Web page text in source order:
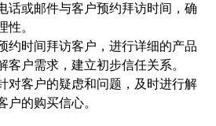
话或邮件与客户预约拜访时间，确
性。
约时间拜访客户，进行详细的产品
客户需求，建立初步信任关系。
对客户的疑虑和问题，及时进行解
户的购买信心。